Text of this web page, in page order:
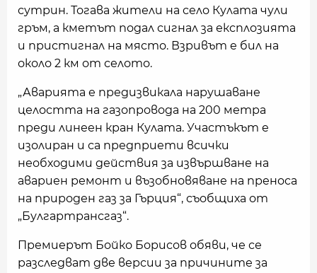
сутрин. Тогава жители на село Кулата чули
гръм, а кметът подал сигнал за експлозията
и пристигнал на място. Взривът е бил на
около 2 км от селото.
„Аварията е предизвикала нарушаване
целостта на газопровода на 200 метра
преди линеен кран Кулата. Участъкът е
изолиран и са предприети всички
необходими действия за извършване на
авариен ремонт и възобновяване на преноса
на природен газ за Гърция“, съобщиха от
„Булгартрансгаз“.
Премиерът Бойко Борисов обяви, че се
разследват две версии за причините за